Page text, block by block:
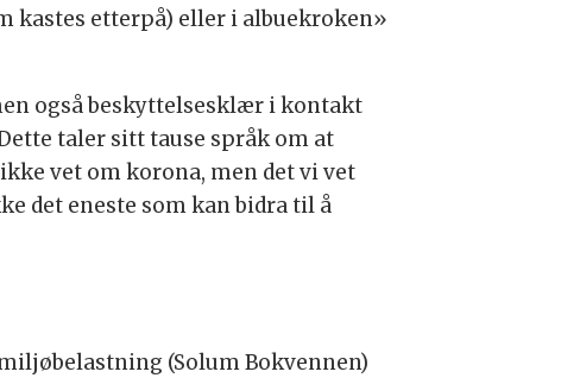
kastes etterpå) eller i albuekroken»
også beskyttelsesklær i kontakt
taler sitt tause språk om at
vet om korona, men det vi vet
det eneste som kan bidra til å
(Solum Bokvennen)